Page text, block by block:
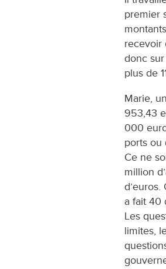
premier
recevoir
donc
plus de
Marie,
953,43
000
ports ou
Ce ne
million
a fait 40
Les
limites,